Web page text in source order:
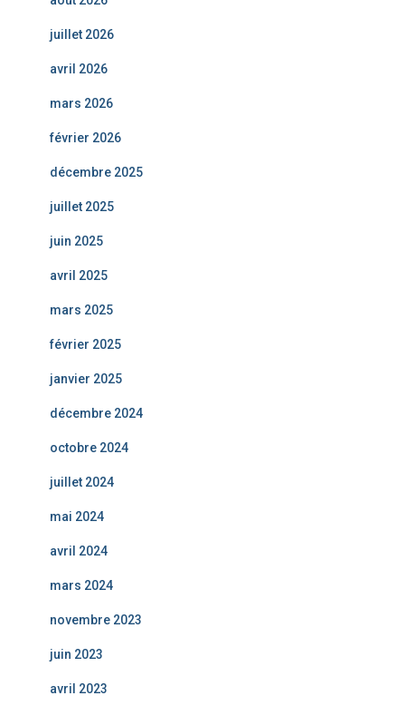
juillet 2026
avril 2026
mars 2026
février 2026
décembre 2025
juillet 2025
juin 2025
avril 2025
mars 2025
février 2025
janvier 2025
décembre 2024
octobre 2024
juillet 2024
mai 2024
avril 2024
mars 2024
novembre 2023
juin 2023
avril 2023